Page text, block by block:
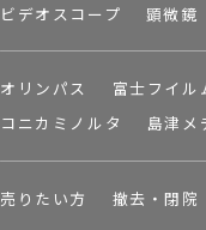
ビデオスコープ
顕微鏡
オリンパス 富士フイル
コニカミノルタ
島津メ
売りたい方 撤去・閉院